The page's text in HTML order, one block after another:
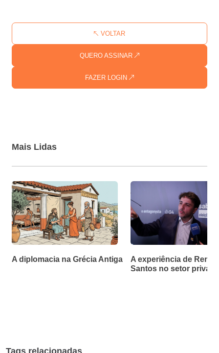
FAZER LOGIN
QUERO ASSINAR
VOLTAR
Mais Lidas
A diplomacia na Grécia Antiga
A experiência de Renan
Santos no setor
Tags relacionadas